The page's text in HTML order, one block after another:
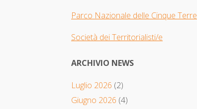
Parco Nazionale delle Cinque Terre
Società dei Territorialisti/e
ARCHIVIO NEWS
Luglio 2026 (2)
Giugno 2026 (4)